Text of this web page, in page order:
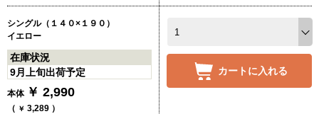
シングル（１４０×１９０）
イエロー
在庫状況
9月上旬出荷予定
本体 ￥ 2,990
（ ￥ 3,289 ）
カートに入れる